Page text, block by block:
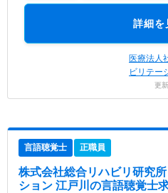
詳細を
医療法人
ビリテー
更
言語聴覚士 正職員
株式会社総合リハビリ研究
ション 江戸川 の言語聴覚士